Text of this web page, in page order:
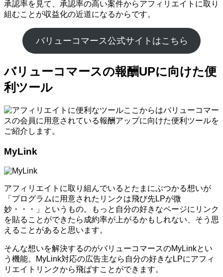
承認率を見て、承認率の高い案件からアフィリエイトに取り
組むことが収益化の近道になるからです。
バリューコマース公式サイトはこちら
バリューコマースの報酬UPに向けた便
利ツール
ここからはバリューコマー
スの会員に用意されている報酬アップに向けた便利ツールを
ご紹介します。
MyLink
アフィリエイトに取り組んでいるとたまにぶつかる想いが
「プログラムに用意されたリンクは飛び先LPが微
妙・・・」というもの。もっと自分の好きなページにリンク
を貼ることができたら成約率が上がるかもしれない、そう思
えることがあると思います。
そんな想いを解決するのがバリューコマースのMyLinkとい
う機能。MyLink対応の広告主なら自分の好きなLPにアフィ
リエイトリンクから飛ばすことができます。